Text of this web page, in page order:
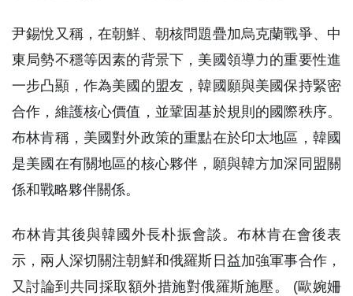
尹錫悅又稱，在朝鮮、朝核問題疊加烏克蘭戰爭、中
東局勢不穩等因素的背景下，美國領導力的重要性進
一步凸顯，作為美國的盟友，韓國願與美國保持緊密
合作，維護核心價值，並鞏固基於規則的國際秩序。
布林肯稱，美國對外政策的重點在於印太地區，韓國
是美國在有關地區的核心夥伴，願與韓方加深同盟關
係和戰略夥伴關係。
布林肯其後與韓國外長朴振會談。布林肯在會後表
示，兩人深切關注朝鮮和俄羅斯日益加強軍事合作，
又討論到共同採取額外措施對俄羅斯施壓。 (歐婉姍